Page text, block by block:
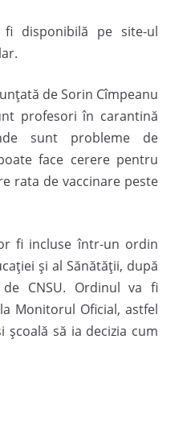
disponibilă pe site-ul
de Sorin Cîmpeanu
profesori în carantină
sunt probleme de
face cerere pentru
rata de vaccinare peste
fi incluse într-un ordin
și al Sănătății, după
CNSU. Ordinul va fi
Monitorul Oficial, astfel
să ia decizia cum